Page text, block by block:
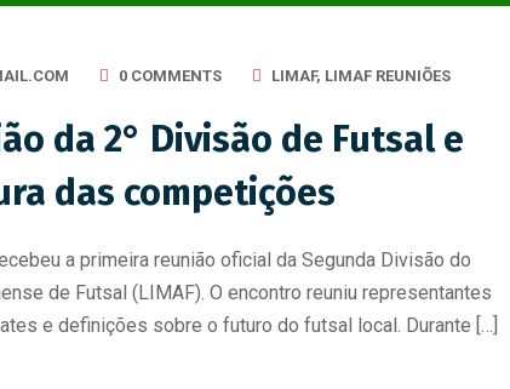
0 COMMENTS LIMAF, LIMAF REUNIÕES
da 2° Divisão de Futsal e
das competições
a primeira reunião oficial da Segunda Divisão do
de Futsal (LIMAF). O encontro reuniu representantes
e definições sobre o futuro do futsal local. Durante […]